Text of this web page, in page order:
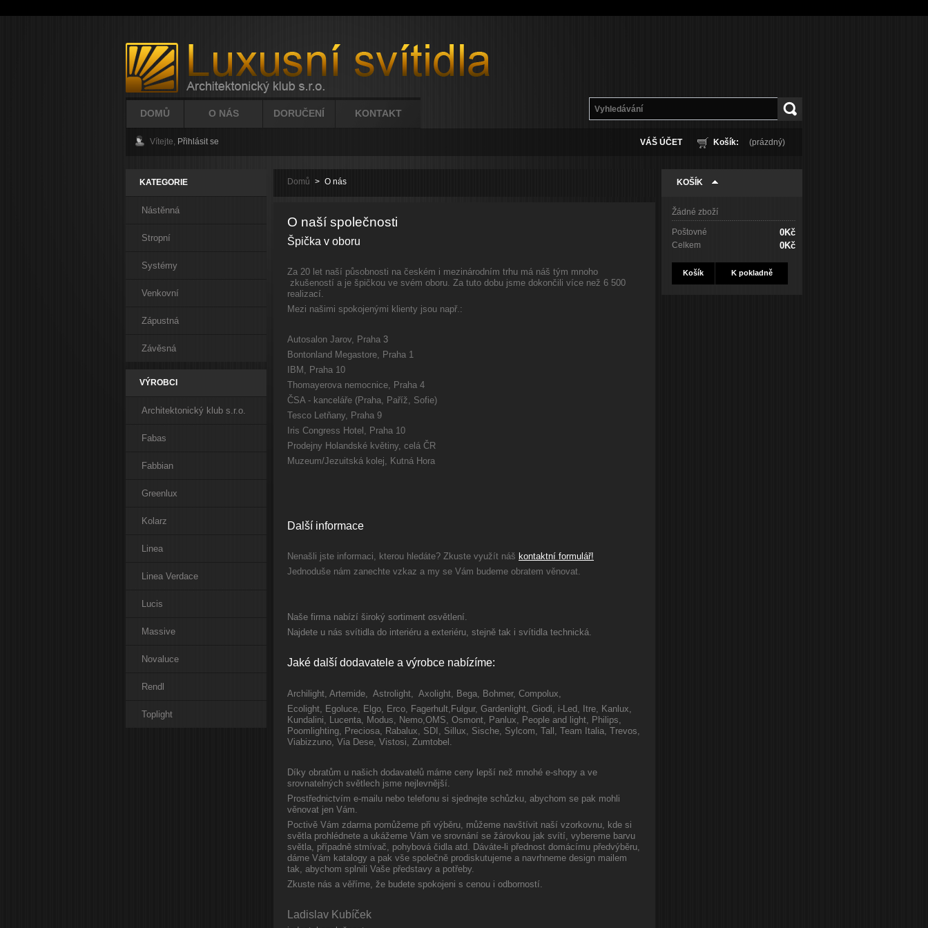
DOMŮ O NÁS DORUČENÍ KONTAKT
Košík: (prázdný)
Vítejte, Přihlásit se VÁŠ ÚČET
KATEGORIE
Nástěnná
Stropní
Systémy
Venkovní
Zápustná
Závěsná
VÝROBCI
Architektonický klub s.r.o.
Fabas
Fabbian
Greenlux
Kolarz
Linea
Linea Verdace
Lucis
Massive
Novaluce
Rendl
Toplight
Domů > O nás
O naší společnosti
Špička v oboru
Za 20 let naší působnosti na českém i mezinárodním trhu má náš tým mnoho
zkušeností a je špičkou ve svém oboru. Za tuto dobu jsme dokončili více než 6 500
realizací.
Mezi našimi spokojenými klienty jsou např.:
Autosalon Jarov, Praha 3
Bontonland Megastore, Praha 1
IBM, Praha 10
Thomayerova nemocnice, Praha 4
ČSA - kanceláře (Praha, Paříž, Sofie)
Tesco Letňany, Praha 9
Iris Congress Hotel, Praha 10
Prodejny Holandské květiny, celá ČR
Muzeum/Jezuitská kolej, Kutná Hora
Další informace
Nenašli jste informaci, kterou hledáte? Zkuste využít náš kontaktní formulář!
Jednoduše nám zanechte vzkaz a my se Vám budeme obratem věnovat.
Naše firma nabízí široký sortiment osvětlení.
Najdete u nás svítidla do interiéru a exteriéru, stejně tak i svítidla technická.
Jaké další dodavatele a výrobce nabízíme:
Archilight, Artemide, Astrolight, Axolight, Bega, Bohmer, Compolux,
Ecolight, Egoluce, Elgo, Erco, Fagerhult, Fulgur, Gardenlight, Giodi, i-Led, Itre, Kanlux,
Kundalini, Lucenta, Modus, Nemo,OMS, Osmont, Panlux, People and light, Philips,
Poomlighting, Preciosa, Rabalux, SDI, Sillux, Sische, Sylcom, Tall, Team Italia, Trevos,
Viabizzuno, Via Dese, Vistosi, Zumtobel.
Díky obratům u našich dodavatelů máme ceny lepší než mnohé e-shopy a ve
srovnatelných světlech jsme nejlevnější.
Prostřednictvím e-mailu nebo telefonu si sjednejte schůzku, abychom se pak mohli
věnovat jen Vám.
Poctivě Vám zdarma pomůžeme při výběru, můžeme navštívit naší vzorkovnu, kde si
světla prohlédnete a ukážeme Vám ve srovnání se žárovkou jak svítí, vybereme barvu
světla, případně stmívač, pohybová čidla atd. Dáváte-li přednost domácímu předvýběru,
dáme Vám katalogy a pak vše společně prodiskutujeme a navrhneme design mailem
tak, abychom splnili Vaše představy a potřeby.
Zkuste nás a věříme, že budete spokojeni s cenou i odborností.
Ladislav Kubíček
KOŠÍK
Žádné zboží
Poštovné 0Kč
Celkem 0Kč
Košík K pokladně